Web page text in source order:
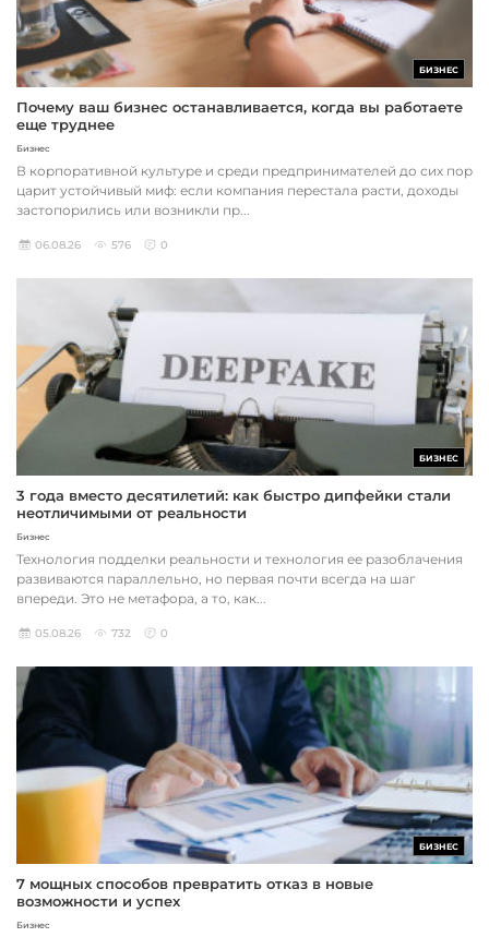
БИЗНЕС
Почему ваш бизнес останавливается, когда вы работаете
еще труднее
Бизнес
В корпоративной культуре и среди предпринимателей до сих пор
царит устойчивый миф: если компания перестала расти, доходы
застопорились или возникли пр...
06.08.26 576 0
БИЗНЕС
3 года вместо десятилетий: как быстро дипфейки стали
неотличимыми от реальности
Бизнес
Технология подделки реальности и технология ее разоблачения
развиваются параллельно, но первая почти всегда на шаг
впереди. Это не метафора, а то, как...
05.08.26 732 0
БИЗНЕС
7 мощных способов превратить отказ в новые
возможности и успех
Бизнес